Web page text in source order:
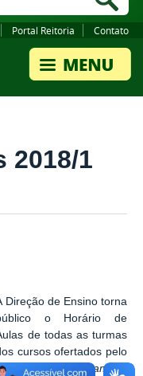
Portal Reitoria Contato
2018/1
Direção de Ensino torna
o Horário de
de todas as turmas
cursos ofertados pelo
-Campus